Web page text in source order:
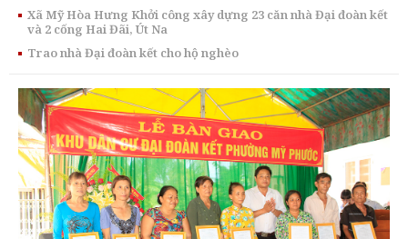
Xã Mỹ Hòa Hưng Khởi công xây dựng 23 căn nhà Đại đoàn kết
và 2 cống Hai Đãi, Út Na
Trao nhà Đại đoàn kết cho hộ nghèo